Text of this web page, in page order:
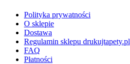
Polityka prywatności
O sklepie
Dostawa
Regulamin sklepu drukujtapety.pl
FAQ
Płatności